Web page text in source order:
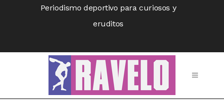
Periodismo deportivo para curiosos y
eruditos